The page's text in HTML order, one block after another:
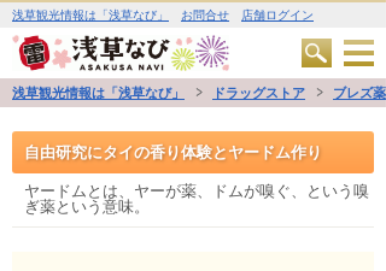
浅草観光情報は「浅草なび」 お問合せ 店舗ログイン
浅草観光情報は「浅草なび」 ドラッグストア ブレズ薬
自由研究にタイの香り体験とヤードム作り
ヤードムとは、ヤーが薬、ドムが嗅ぐ、という嗅
ぎ薬という意味。